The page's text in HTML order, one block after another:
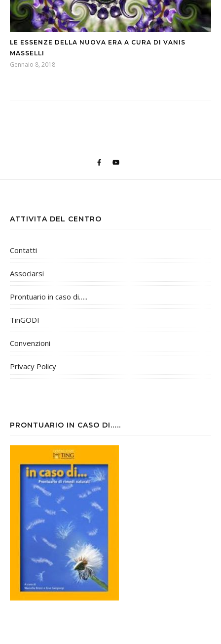
LE ESSENZE DELLA NUOVA ERA A CURA DI VANIS
MASSELLI
Gennaio 8, 2018
ATTIVITA DEL CENTRO
Contatti
Associarsi
Prontuario in caso di…..
TinGODI
Convenzioni
Privacy Policy
PRONTUARIO IN CASO DI…..